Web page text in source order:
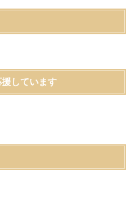
しています